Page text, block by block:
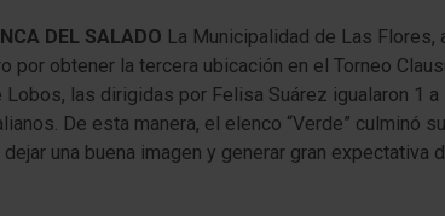
DEL SALADO La Municipalidad de Las Flores,
obtener la tercera ubicación en el Torneo
las dirigidas por Felisa Suárez igualaron 1
De esta manera, el elenco “Verde” culminó
una buena imagen y generar gran expectativa